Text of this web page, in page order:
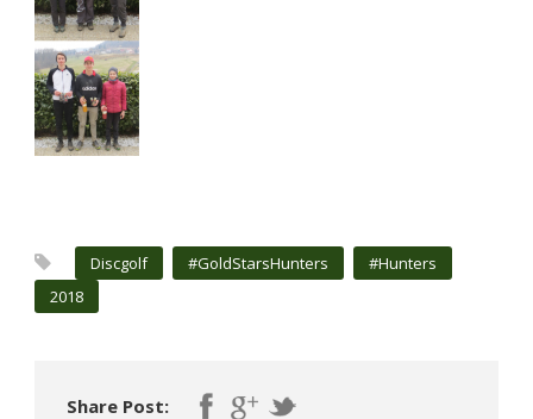
Discgolf #GoldStarsHunters
#Hunters
2018
Share Post: